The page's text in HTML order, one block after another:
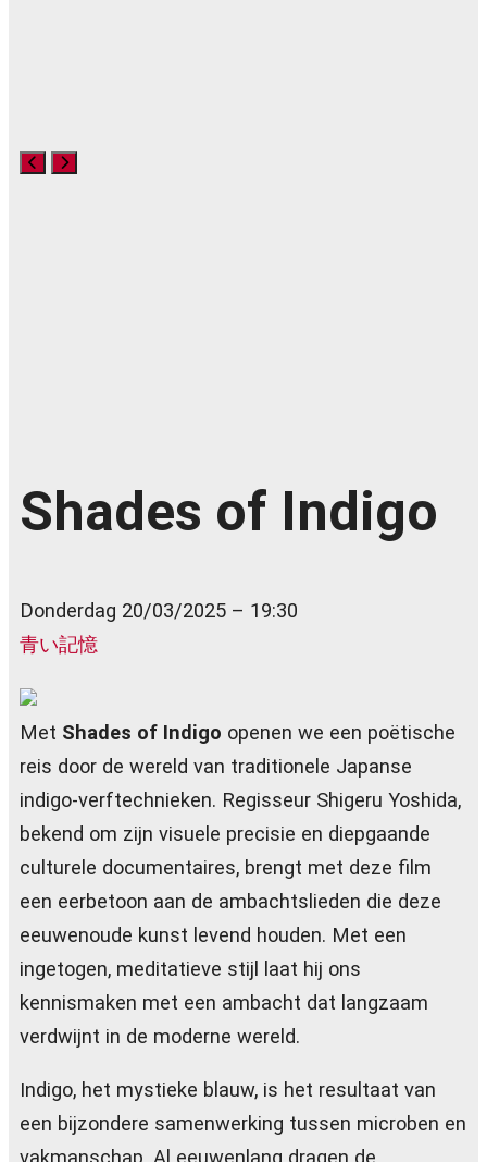
Shades of Indigo
Donderdag 20/03/2025 – 19:30
青い記憶
Met Shades of Indigo openen we een poëtische
reis door de wereld van traditionele Japanse
indigo-verftechnieken. Regisseur Shigeru Yoshida,
bekend om zijn visuele precisie en diepgaande
culturele documentaires, brengt met deze film
een eerbetoon aan de ambachtslieden die deze
eeuwenoude kunst levend houden. Met een
ingetogen, meditatieve stijl laat hij ons
kennismaken met een ambacht dat langzaam
verdwijnt in de moderne wereld.
Indigo, het mystieke blauw, is het resultaat van
een bijzondere samenwerking tussen microben en
vakmanschap. Al eeuwenlang dragen de